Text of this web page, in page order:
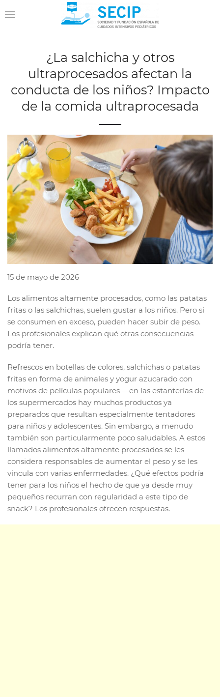
¿La salchicha y otros
ultraprocesados afectan la
conducta de los niños? Impacto
de la comida ultraprocesada
15 de mayo de 2026
Los alimentos altamente procesados, como las patatas
fritas o las salchichas, suelen gustar a los niños. Pero si
se consumen en exceso, pueden hacer subir de peso.
Los profesionales explican qué otras consecuencias
podría tener.
Refrescos en botellas de colores, salchichas o patatas
fritas en forma de animales y yogur azucarado con
motivos de películas populares —en las estanterías de
los supermercados hay muchos productos ya
preparados que resultan especialmente tentadores
para niños y adolescentes. Sin embargo, a menudo
también son particularmente poco saludables. A estos
llamados alimentos altamente procesados se les
considera responsables de aumentar el peso y se les
vincula con varias enfermedades. ¿Qué efectos podría
tener para los niños el hecho de que ya desde muy
pequeños recurran con regularidad a este tipo de
snack? Los profesionales ofrecen respuestas.